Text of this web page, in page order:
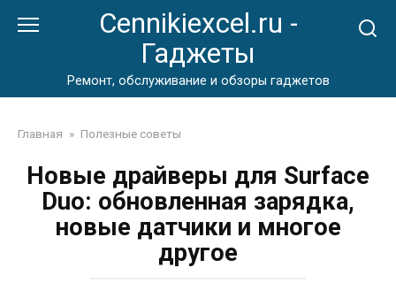
Cennikiexcel.ru -
Гаджеты
Ремонт, обслуживание и обзоры гаджетов
Главная » Полезные советы
Новые драйверы для Surface
Duo: обновленная зарядка,
новые датчики и многое
другое